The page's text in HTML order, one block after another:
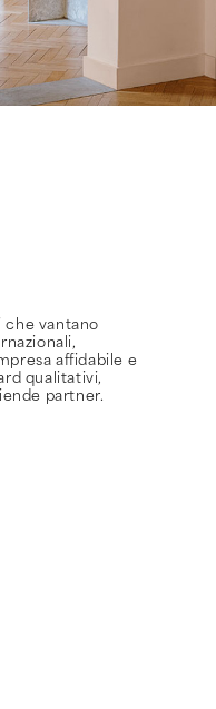
che vantano
affidabile e
qualitativi,
partner.